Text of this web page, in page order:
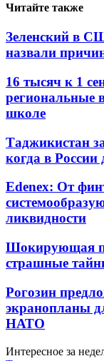
Читайте также
Зеленский в
назвали
16 тысяч к 1
региональные
школе
Таджикистан
когда в
Edenex: От
ликвидности
Шокирующая
страшные
Рогозин
экранопланы
НАТО
Интересное за